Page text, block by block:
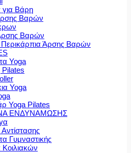
Βάρη
Βαρών
Βαρών
Περικάρπια Άρσης Βαρών
Yoga
Yoga
Yoga Pilates
ΕΝΔΥΝΑΜΩΣΗΣ
Γυμναστικής